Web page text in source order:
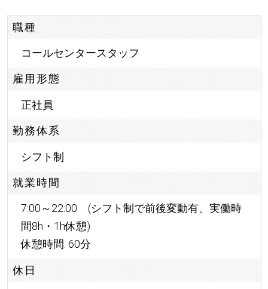
職種
コールセンタースタッフ
雇用形態
正社員
勤務体系
シフト制
就業時間
7:00～22:00 (シフト制で前後変動有、実働時
間8h・1h休憩)
休憩時間: 60分
休日